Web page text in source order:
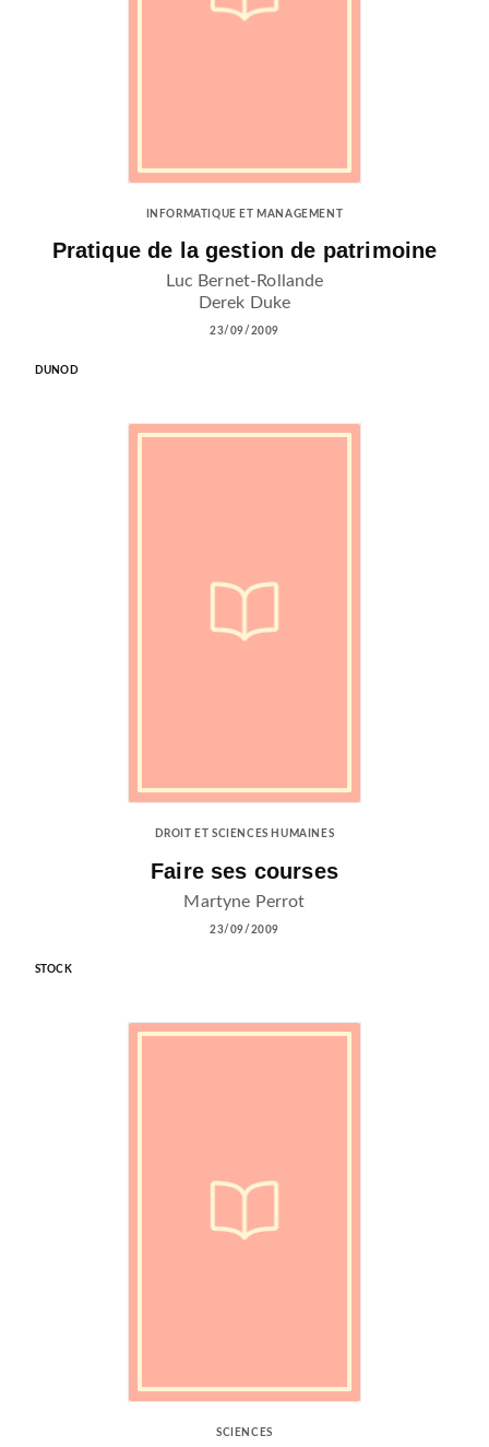
INFORMATIQUE ET MANAGEMENT
Pratique de la gestion de patrimoine
Luc Bernet-Rollande
Derek Duke
23/09/2009
DUNOD
DROIT ET SCIENCES HUMAINES
Faire ses courses
Martyne Perrot
23/09/2009
STOCK
SCIENCES